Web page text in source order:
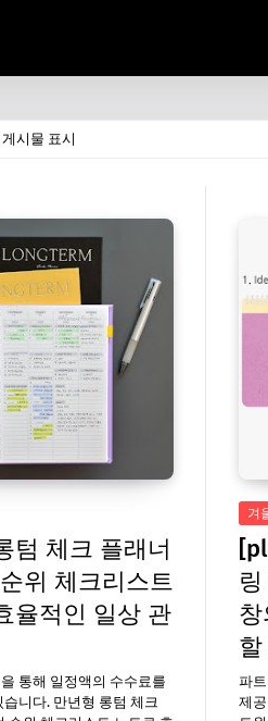
게시물 표시
텀 체크 플래너
위 체크리스트
율적인 일상 관
통해 일정액의 수수료를
니다. 만년형 롱텀 체크
겨
파
제